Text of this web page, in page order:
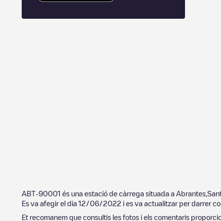
ABT-90001 és una estació de càrrega situada a Abrantes
Es va afegir el dia 12/06/2022 i es va actualitzar per darrer
Et recomanem que consultis les fotos i els comentaris